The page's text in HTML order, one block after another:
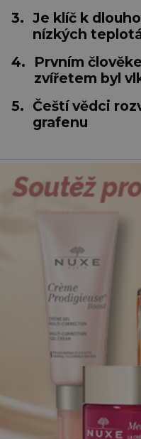
3. Je klíč k
nízkých
4.
Prvním
zvířetem byl
5. Čeští vědci
grafenu